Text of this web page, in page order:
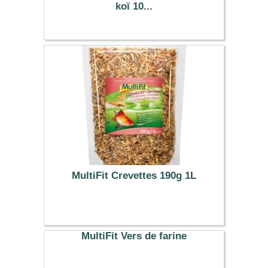
koï 10...
24.00 €
MultiFit Crevettes 190g 1L
9.99 €
MultiFit Vers de farine